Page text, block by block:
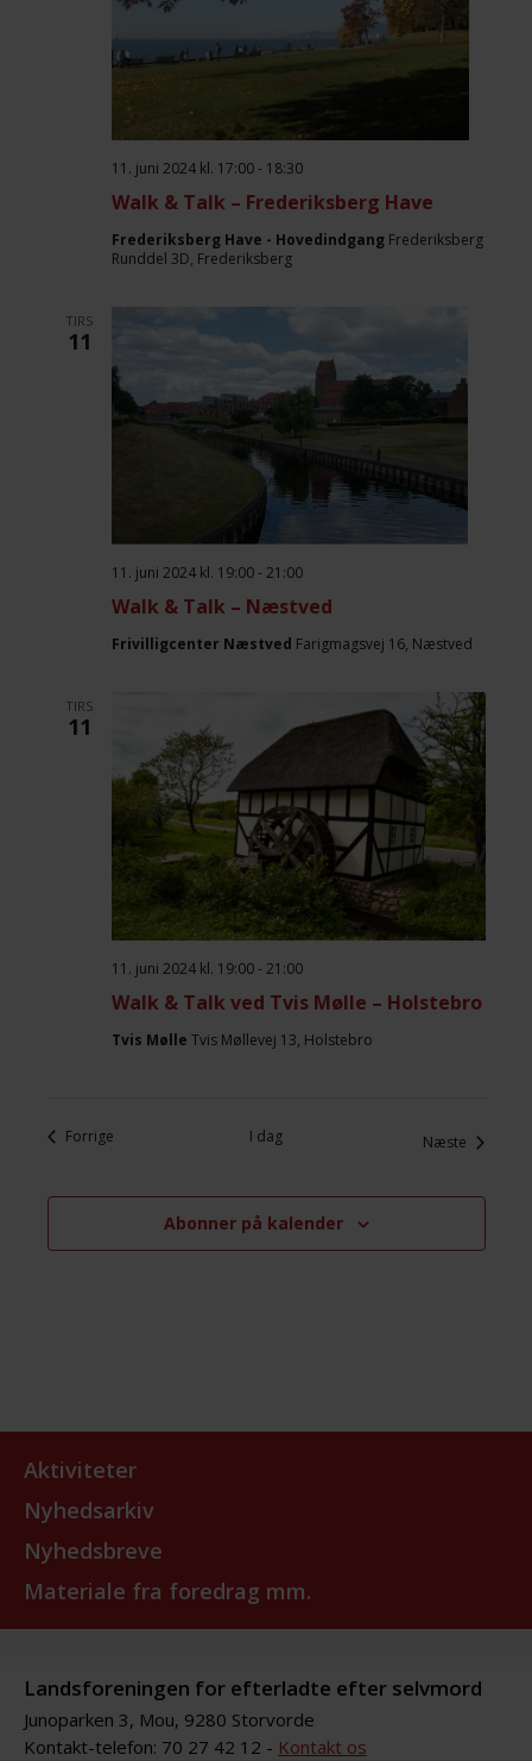
Walk & Talk – Frederiksberg Have
11. juni 2024 kl. 17:00- 18:30
Frederiksberg Have - Hovedindgang Frederiksberg
Runddel 3D, Frederiksberg
TIRS
11
Walk & Talk – Næstved
11. juni 2024 kl. 19:00- 21:00
Frivilligcenter Næstved Farigmagsvej 16, Næstved
TIRS
11
Walk & Talk ved Tvis Mølle – Holstebro
11. juni 2024 kl. 19:00- 21:00
Tvis Mølle Tvis Møllevej 13, Holstebro
ForrigeBegivenheder I dag Næste
Abonner på kalender
Aktiviteter
Nyhedsarkiv
Nyhedsbreve
Materiale fra foredrag mm.
Landsforeningen for efterladte efter selvmord
Junoparken 3, Mou, 9280 Storvorde
Kontakt-telefon: 70 27 42 12 - Kontakt os